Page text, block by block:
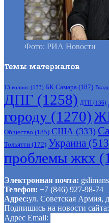
Фото: РИА Новости
Темы материалов
13 вопрос (133) БК Самара (187)
ДПГ (1258) ДТП (136)
городу (1270)
Общество (185) США (333)
Тольятти (172) Украина
проблемы жкх
Электронная почта:
Телефон: +7 (846) 927-98-74
Адрес:ул. Советская Армия,
Подпишись на новости сайта:
Адрес Email: